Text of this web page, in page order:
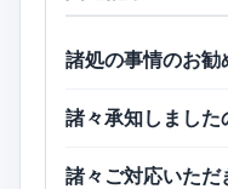
諸処の事情のお
諸々承知しまし
諸々ご対応いた